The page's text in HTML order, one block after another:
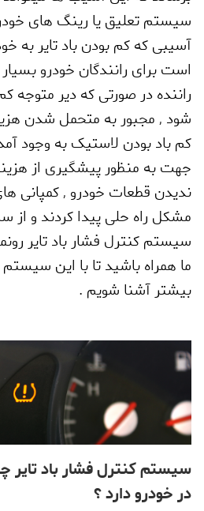
سیستم تعلیق یا رینگ های
آسیبی که کم بودن باد تایر به
است برای رانندگان خودرو
راننده در صورتی که دیر متوجه کم
شود ,مجبور به متحمل شدن
کم باد بودن لاستیک به وجود
جهت به منظور پیشگیری از
ندیدن قطعات خودرو ,کمپانی
مشکل راه حلی پیدا کردند و از
سیستم کنترل فشار باد تایر
ما همراه باشید تا با این
بیشتر آشنا شویم .
سیستم کنترل فشار باد
در خودرو دارد ؟